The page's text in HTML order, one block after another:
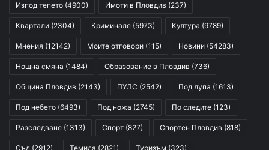
Изпод тепето (4900) Имоти в Пловдив (237)
Квартали (2304) Криминале (5973) Култура (9789)
Мнения (12142) Моите отговори (115) Новини (54283)
Нощна смяна (1484) Образование в Пловдив (736)
Община Пловдив (2143) ПУЛС (2542) Под лупа (1613)
Под небето (6493) Под ножа (2745) По следите (123)
Разследване (1313) Спорт (827) Спортен Пловдив (818)
Съд (2912) Темида (2821) Туризъм (323)